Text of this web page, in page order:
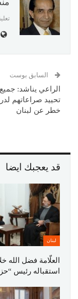
السابق بوست
الراعي يناشد:
تحييد صراعاتهم
خطر عن لبنان
قد يعجبك ايضا
لبنان
العلّامة فضل الله
استقباله رئيس